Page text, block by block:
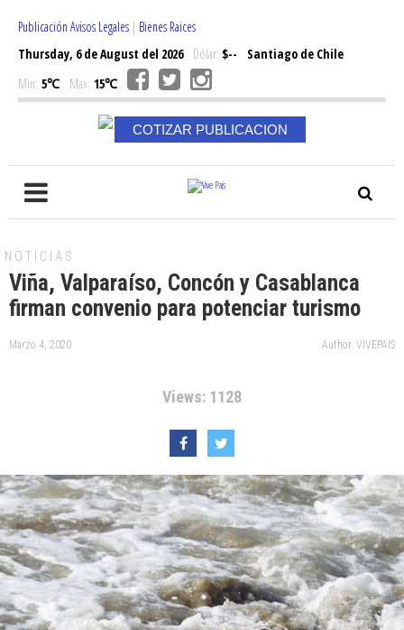
Publicación Avisos Legales | Bienes Raices
Thursday, 6 de August del 2026Dólar: $--
Santiago de Chile
Min: 5℃ Max: 15℃
COTIZAR PUBLICACION
NOTICIAS
Viña, Valparaíso, Concón y Casablanca
firman convenio para potenciar turismo
Marzo 4, 2020 Author: VIVEPAIS
Views: 1128